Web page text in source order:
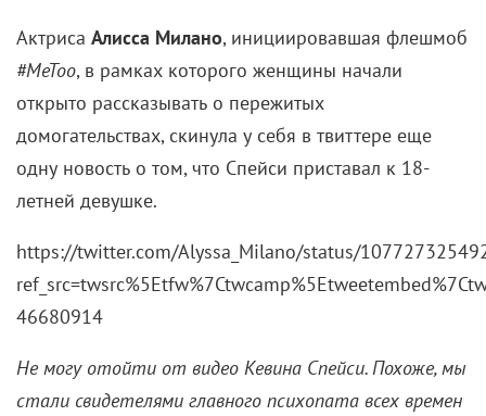
Актриса Алисса Милано, инициировавшая флешмоб
#MeToo, в рамках которого женщины начали
открыто рассказывать о пережитых
домогательствах, скинула у себя в твиттере еще
одну новость о том, что Спейси приставал к 18-
летней девушке.
https://twitter.com/Alyssa_Milano/status/
46680914
Не могу отойти от видео Кевина Спейси. Похоже, мы
стали свидетелями главного психопата всех времен